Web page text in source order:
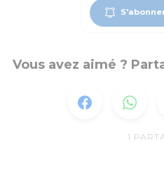
Vous avez aimé ?
1